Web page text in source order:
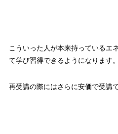
こういった人が本来持っているエ
て学び習得できるようになります。
再受講の際にはさらに安価で受講